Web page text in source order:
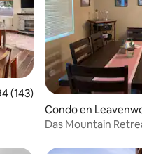
promedio: 4.94 de 5,
(143)
Condo en
Das Mountain